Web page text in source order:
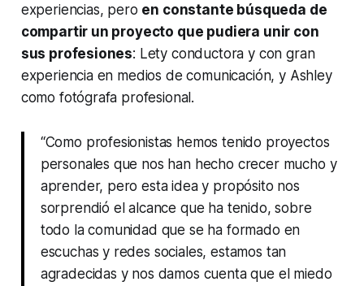
experiencias, pero en constante búsqueda de
compartir un proyecto que pudiera unir con
sus profesiones: Lety conductora y con gran
experiencia en medios de comunicación, y Ashley
como fotógrafa profesional.
“Como profesionistas hemos tenido proyectos
personales que nos han hecho crecer mucho y
aprender, pero esta idea y propósito nos
sorprendió el alcance que ha tenido, sobre
todo la comunidad que se ha formado en
escuchas y redes sociales, estamos tan
agradecidas y nos damos cuenta que el miedo